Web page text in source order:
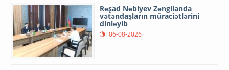
Rəşad Nəbiyev Zəngilanda
vətəndaşların müraciətlərini
dinləyib
06-08-2026